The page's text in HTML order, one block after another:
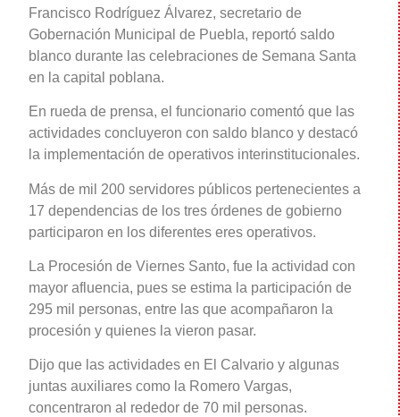
Francisco Rodríguez Álvarez, secretario de
Gobernación Municipal de Puebla, reportó saldo
blanco durante las celebraciones de Semana Santa
en la capital poblana.
En rueda de prensa, el funcionario comentó que las
actividades concluyeron con saldo blanco y destacó
la implementación de operativos interinstitucionales.
Más de mil 200 servidores públicos pertenecientes a
17 dependencias de los tres órdenes de gobierno
participaron en los diferentes eres operativos.
La Procesión de Viernes Santo, fue la actividad con
mayor afluencia, pues se estima la participación de
295 mil personas, entre las que acompañaron la
procesión y quienes la vieron pasar.
Dijo que las actividades en El Calvario y algunas
juntas auxiliares como la Romero Vargas,
concentraron al rededor de 70 mil personas.